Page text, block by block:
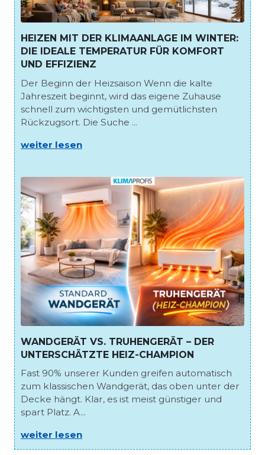
HEIZEN MIT DER KLIMAANLAGE IM WINTER:
DIE IDEALE TEMPERATUR FÜR KOMFORT
UND EFFIZIENZ
Der Beginn der Heizsaison Wenn die kalte
Jahreszeit beginnt, wird das eigene Zuhause
schnell zum wichtigsten und gemütlichsten
Rückzugsort. Die Suche ...
weiter lesen
WANDGERÄT VS. TRUHENGERÄT – DER
UNTERSCHÄTZTE HEIZ-CHAMPION
Fast 90% unserer Kunden greifen automatisch
zum klassischen Wandgerät, das oben unter der
Decke hängt. Klar, es ist meist günstiger und
spart Platz. A...
weiter lesen